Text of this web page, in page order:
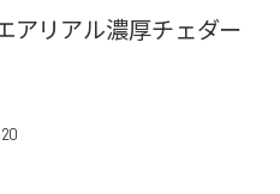
リアル濃厚チェダー